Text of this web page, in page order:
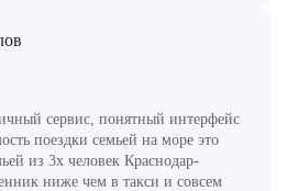
сервис, понятный интерфейс
поездки семьей на море это
из 3х человек Краснодар-
ниже чем в такси и совсем